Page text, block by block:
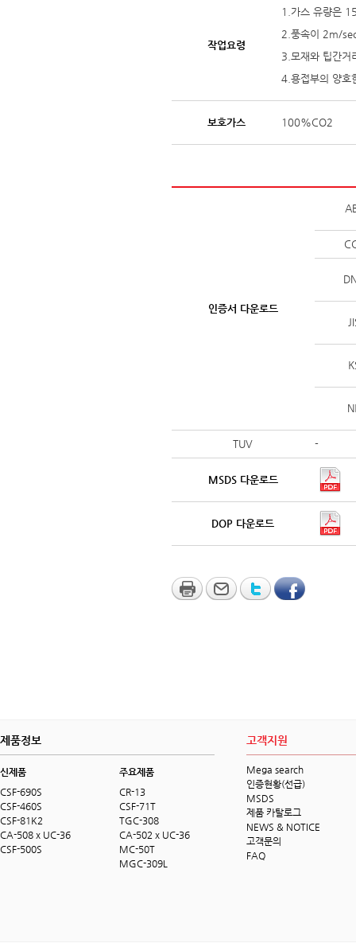
작업요령
1.가스 유량은
2.풍속이 2m/
3.모재와 팁간
4.용접부의 양호
보호가스 100%CO2
인증서 다운로드
TUV -
MSDS 다운로드
DOP 다운로드
제품정보
신제품
CSF-690S
CSF-460S
CSF-81K2
CA-508 x UC-36
CSF-500S
주요제품
CR-13
CSF-71T
TGC-308
CA-502 x UC-36
MC-50T
MGC-309L
고객지원
Mega search
인증현황(선급)
MSDS
제품 카탈로그
NEWS & NOTICE
고객문의
FAQ